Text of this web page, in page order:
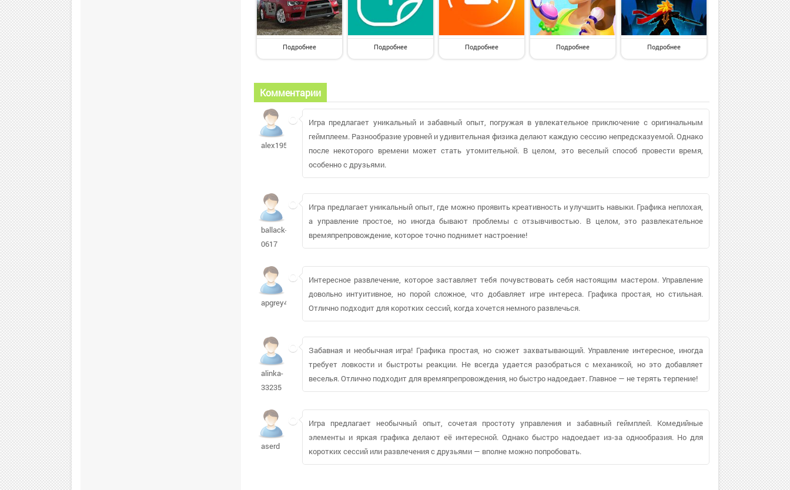
Подробнее Подробнее Подробнее Подробнее Подробнее
Комментарии
alex195011
Игра предлагает уникальный и забавный опыт, погружая в увлекательное приключение с оригинальным
геймплеем. Разнообразие уровней и удивительная физика делают каждую сессию непредсказуемой. Однако
после некоторого времени может стать утомительной. В целом, это веселый способ провести время,
особенно с друзьями.
ballack-
0617
Игра предлагает уникальный опыт, где можно проявить креативность и улучшить навыки. Графика неплохая,
а управление простое, но иногда бывают проблемы с отзывчивостью. В целом, это развлекательное
времяпрепровождение, которое точно поднимет настроение!
apgrey498
Интересное развлечение, которое заставляет тебя почувствовать себя настоящим мастером. Управление
довольно интуитивное, но порой сложное, что добавляет игре интереса. Графика простая, но стильная.
Отлично подходит для коротких сессий, когда хочется немного развлечься.
alinka-
33235
Забавная и необычная игра! Графика простая, но сюжет захватывающий. Управление интересное, иногда
требует ловкости и быстроты реакции. Не всегда удается разобраться с механикой, но это добавляет
веселья. Отлично подходит для времяпрепровождения, но быстро надоедает. Главное — не терять терпение!
aserd
Игра предлагает необычный опыт, сочетая простоту управления и забавный геймплей. Комедийные
элементы и яркая графика делают её интересной. Однако быстро надоедает из-за однообразия. Но для
коротких сессий или развлечения с друзьями — вполне можно попробовать.